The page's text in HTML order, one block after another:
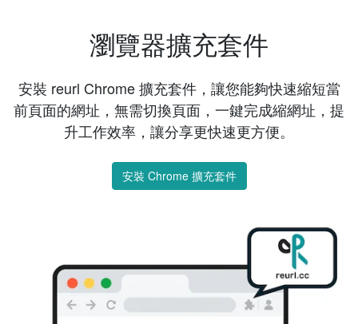
瀏覽器擴充套件
安裝 reurl Chrome 擴充套件，讓您能夠快速縮短當
前頁面的網址，無需切換頁面，一鍵完成縮網址，提
升工作效率，讓分享更快速更方便。
安裝 Chrome 擴充套件